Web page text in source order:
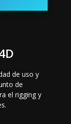
de uso y
de
el rigging y